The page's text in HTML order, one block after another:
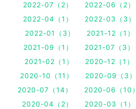
2022-07（2）
2022-06（2）
2022-04（1）
2022-03（3）
2022-01（3）
2021-12（1）
2021-09（1）
2021-07（3）
2021-02（1）
2020-12（1）
2020-10（11）
2020-09（3）
2020-07（14）
2020-06（10）
2020-04（2）
2020-03（1）